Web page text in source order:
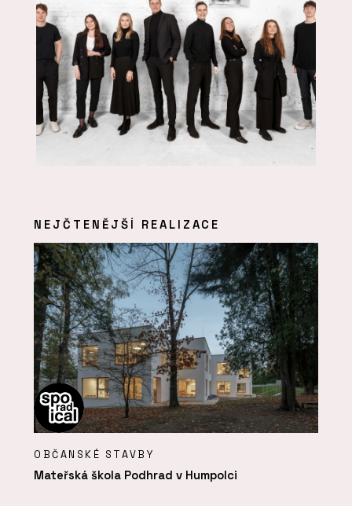
NEJČTENĚJŠÍ REALIZACE
OBČANSKÉ STAVBY
Mateřská škola Podhrad v Humpolci